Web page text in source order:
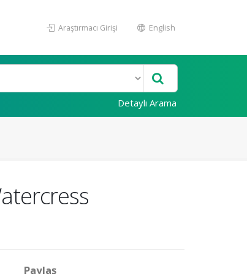
Araştırmacı Girişi English
Detaylı Arama
Paylaş